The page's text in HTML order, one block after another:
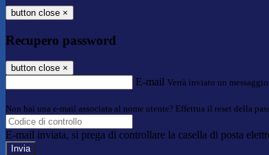
button close ×
Recupero password
button close ×
E-mail Verrà inviato un
Non hai una e-mail associata al nome utente? Effettua il reset della
E-mail inviata, si prega di controllare la casella di posta